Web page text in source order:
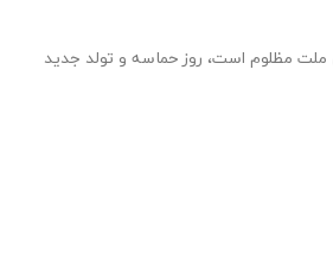
ملت مظلوم است، روز حماسه و تولد جدید